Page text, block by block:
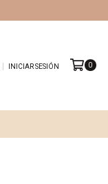
INICIAR SESIÓN 0